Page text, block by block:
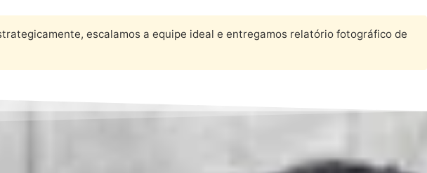
escalamos a equipe ideal e entregamos relatório fotográfico de